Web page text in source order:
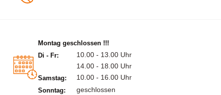
Montag geschlossen !!!
Di - Fr:
10.00 - 13.00 Uhr
14.00 - 18.00 Uhr
Samstag: 10.00 - 16.00 Uhr
Sonntag: geschlossen